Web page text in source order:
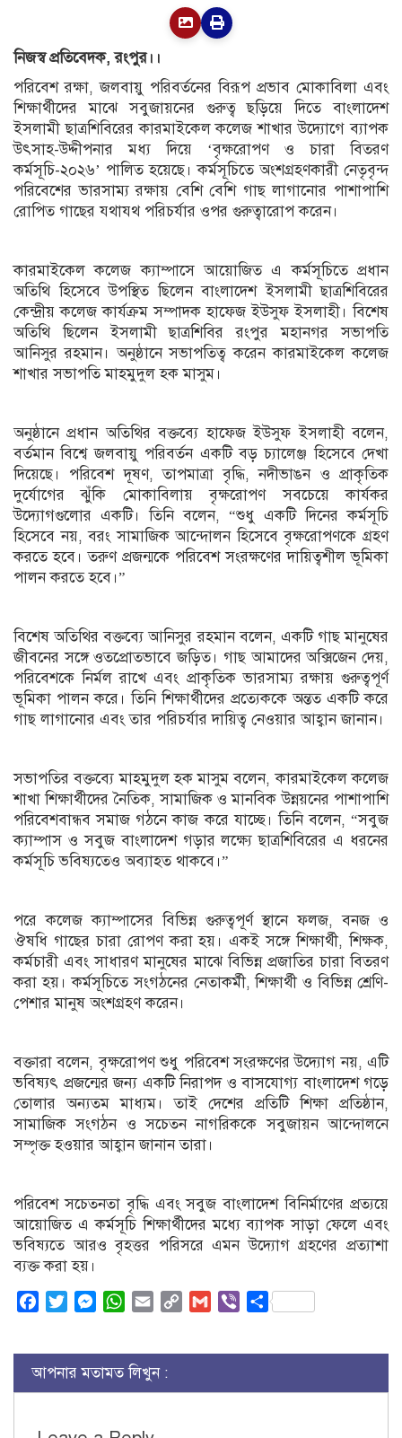
নিজস্ব প্রতিবেদক, রংপুর।।
পরিবেশ রক্ষা, জলবায়ু পরিবর্তনের বিরূপ প্রভাব মোকাবিলা এবং
শিক্ষার্থীদের মাঝে সবুজায়নের গুরুত্ব ছড়িয়ে দিতে বাংলাদেশ
ইসলামী ছাত্রশিবিরের কারমাইকেল কলেজ শাখার উদ্যোগে ব্যাপক
উৎসাহ-উদ্দীপনার মধ্য দিয়ে ‘বৃক্ষরোপণ ও চারা বিতরণ
কর্মসূচি-২০২৬’ পালিত হয়েছে। কর্মসূচিতে অংশগ্রহণকারী নেতৃবৃন্দ
পরিবেশের ভারসাম্য রক্ষায় বেশি বেশি গাছ লাগানোর পাশাপাশি
রোপিত গাছের যথাযথ পরিচর্যার ওপর গুরুত্বারোপ করেন।
কারমাইকেল কলেজ ক্যাম্পাসে আয়োজিত এ কর্মসূচিতে প্রধান
অতিথি হিসেবে উপস্থিত ছিলেন বাংলাদেশ ইসলামী ছাত্রশিবিরের
কেন্দ্রীয় কলেজ কার্যক্রম সম্পাদক হাফেজ ইউসুফ ইসলাহী। বিশেষ
অতিথি ছিলেন ইসলামী ছাত্রশিবির রংপুর মহানগর সভাপতি
আনিসুর রহমান। অনুষ্ঠানে সভাপতিত্ব করেন কারমাইকেল কলেজ
শাখার সভাপতি মাহমুদুল হক মাসুম।
অনুষ্ঠানে প্রধান অতিথির বক্তব্যে হাফেজ ইউসুফ ইসলাহী বলেন,
বর্তমান বিশ্বে জলবায়ু পরিবর্তন একটি বড় চ্যালেঞ্জ হিসেবে দেখা
দিয়েছে। পরিবেশ দূষণ, তাপমাত্রা বৃদ্ধি, নদীভাঙন ও প্রাকৃতিক
দুর্যোগের ঝুঁকি মোকাবিলায় বৃক্ষরোপণ সবচেয়ে কার্যকর
উদ্যোগগুলোর একটি। তিনি বলেন, “শুধু একটি দিনের কর্মসূচি
হিসেবে নয়, বরং সামাজিক আন্দোলন হিসেবে বৃক্ষরোপণকে গ্রহণ
করতে হবে। তরুণ প্রজন্মকে পরিবেশ সংরক্ষণের দায়িত্বশীল ভূমিকা
পালন করতে হবে।”
বিশেষ অতিথির বক্তব্যে আনিসুর রহমান বলেন, একটি গাছ মানুষের
জীবনের সঙ্গে ওতপ্রোতভাবে জড়িত। গাছ আমাদের অক্সিজেন দেয়,
পরিবেশকে নির্মল রাখে এবং প্রাকৃতিক ভারসাম্য রক্ষায় গুরুত্বপূর্ণ
ভূমিকা পালন করে। তিনি শিক্ষার্থীদের প্রত্যেককে অন্তত একটি করে
গাছ লাগানোর এবং তার পরিচর্যার দায়িত্ব নেওয়ার আহ্বান জানান।
সভাপতির বক্তব্যে মাহমুদুল হক মাসুম বলেন, কারমাইকেল কলেজ
শাখা শিক্ষার্থীদের নৈতিক, সামাজিক ও মানবিক উন্নয়নের পাশাপাশি
পরিবেশবান্ধব সমাজ গঠনে কাজ করে যাচ্ছে। তিনি বলেন, “সবুজ
ক্যাম্পাস ও সবুজ বাংলাদেশ গড়ার লক্ষ্যে ছাত্রশিবিরের এ ধরনের
কর্মসূচি ভবিষ্যতেও অব্যাহত থাকবে।”
পরে কলেজ ক্যাম্পাসের বিভিন্ন গুরুত্বপূর্ণ স্থানে ফলজ, বনজ ও
ঔষধি গাছের চারা রোপণ করা হয়। একই সঙ্গে শিক্ষার্থী, শিক্ষক,
কর্মচারী এবং সাধারণ মানুষের মাঝে বিভিন্ন প্রজাতির চারা বিতরণ
করা হয়। কর্মসূচিতে সংগঠনের নেতাকর্মী, শিক্ষার্থী ও বিভিন্ন শ্রেণি-
পেশার মানুষ অংশগ্রহণ করেন।
বক্তারা বলেন, বৃক্ষরোপণ শুধু পরিবেশ সংরক্ষণের উদ্যোগ নয়, এটি
ভবিষ্যৎ প্রজন্মের জন্য একটি নিরাপদ ও বাসযোগ্য বাংলাদেশ গড়ে
তোলার অন্যতম মাধ্যম। তাই দেশের প্রতিটি শিক্ষা প্রতিষ্ঠান,
সামাজিক সংগঠন ও সচেতন নাগরিককে সবুজায়ন আন্দোলনে
সম্পৃক্ত হওয়ার আহ্বান জানান তারা।
পরিবেশ সচেতনতা বৃদ্ধি এবং সবুজ বাংলাদেশ বিনির্মাণের প্রত্যয়ে
আয়োজিত এ কর্মসূচি শিক্ষার্থীদের মধ্যে ব্যাপক সাড়া ফেলে এবং
ভবিষ্যতে আরও বৃহত্তর পরিসরে এমন উদ্যোগ গ্রহণের প্রত্যাশা
ব্যক্ত করা হয়।
FacebookTwitterMessenger
WhatsApp
Email
Copy
Gmail ViberShare
আপনার মতামত লিখুন :